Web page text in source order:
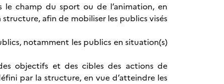
le champ du sport ou de l’animation, en
afin de mobiliser les publics visés
notamment les publics en situation(s)
objectifs et des cibles des actions de
par la structure, en vue d’atteindre les